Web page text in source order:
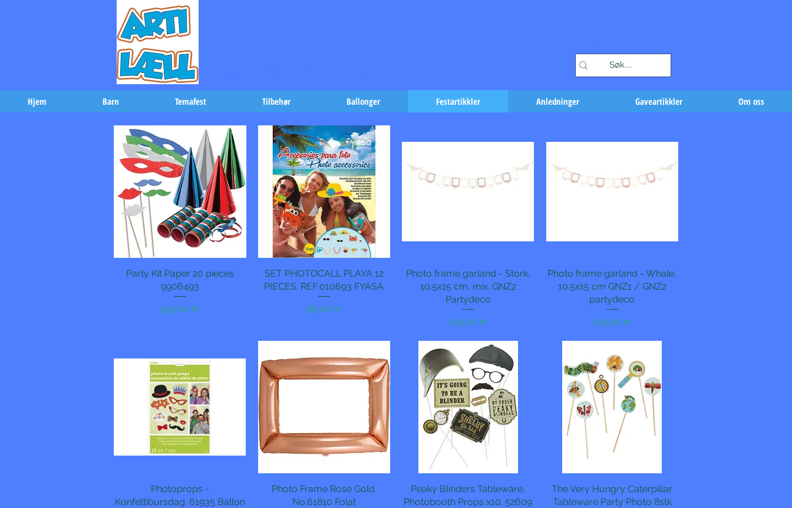
Hjem Barn Temafest Tilbehør Ballonger Festartikkler Anledninger Gaveartikkler Om oss
Hurtigvisning
Party Kit Paper 20 pieces
9906493
Pris
159,00 kr
Hurtigvisning
SET PHOTOCALL PLAYA 12
PIECES. REF:010693 FYASA
Pris
89,00 kr
Hurtigvisning
Photo frame garland - Stork,
10.5x15 cm, mix. GNZ2
Partydeco
Pris
179,00 kr
Hurtigvisning
Photo frame garland - Whale,
10.5x15 cm GNZ1 / GNZ2
partydeco
Pris
179,00 kr
Hurtigvisning
Photoprops -
Konfettibursdag. 61935 Ballon
Hurtigvisning
Photo Frame Rose Gold.
No.61810 Folat
Hurtigvisning
Peaky Blinders Tableware,
Photobooth Props x10. 52609
Hurtigvisning
The Very Hungry Caterpillar
Tableware Party Photo 8stk